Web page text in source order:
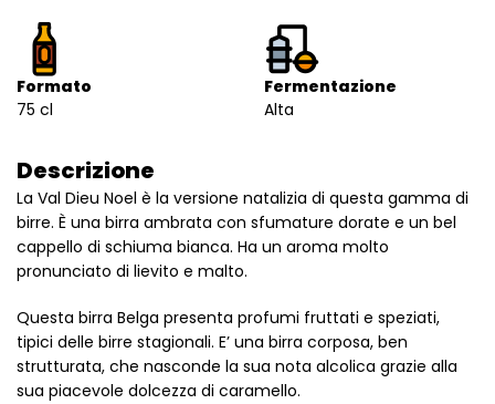
Formato
75 cl
Fermentazione
Alta
Descrizione
La Val Dieu Noel è la versione natalizia di questa gamma di
birre. È una birra ambrata con sfumature dorate e un bel
cappello di schiuma bianca. Ha un aroma molto
pronunciato di lievito e malto.
Questa birra Belga presenta profumi fruttati e speziati,
tipici delle birre stagionali. E’ una birra corposa, ben
strutturata, che nasconde la sua nota alcolica grazie alla
sua piacevole dolcezza di caramello.